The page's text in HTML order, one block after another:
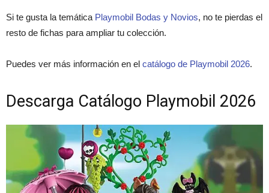
Si te gusta la temática Playmobil Bodas y Novios, no te pierdas el
resto de fichas para ampliar tu colección.
Puedes ver más información en el catálogo de Playmobil 2026.
Descarga Catálogo Playmobil 2026